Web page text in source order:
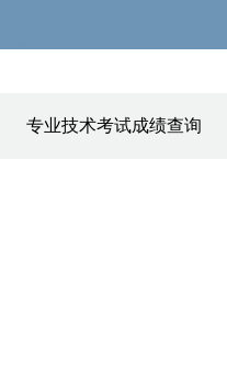
专业技术考试成绩查询